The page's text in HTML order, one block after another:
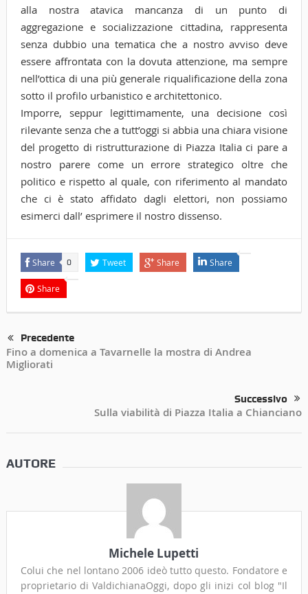
alla nostra atavica mancanza di un punto di
aggregazione e socializzazione cittadina, rappresenta
senza dubbio una tematica che a nostro avviso deve
essere affrontata con la dovuta attenzione, ma sempre
nell’ottica di una più generale riqualificazione della zona
sotto il profilo urbanistico e architettonico.
Imporre, seppur legittimamente, una decisione così
rilevante senza che a tutt’oggi si abbia una chiara visione
del progetto di ristrutturazione di Piazza Italia ci pare a
nostro parere come un errore strategico oltre che
politico e rispetto al quale, con riferimento al mandato
che ci è stato affidato dagli elettori, non possiamo
esimerci dall’ esprimere il nostro dissenso.
Share 0 Tweet Share Share
Share
Precedente
Fino a domenica a Tavarnelle la mostra di Andrea
Migliorati
Successivo
Sulla viabilità di Piazza Italia a Chianciano
AUTORE
Michele Lupetti
Colui che nel lontano 2006 ideò tutto questo. Fondatore e
proprietario di ValdichianaOggi, dopo gli inizi col blog "Il